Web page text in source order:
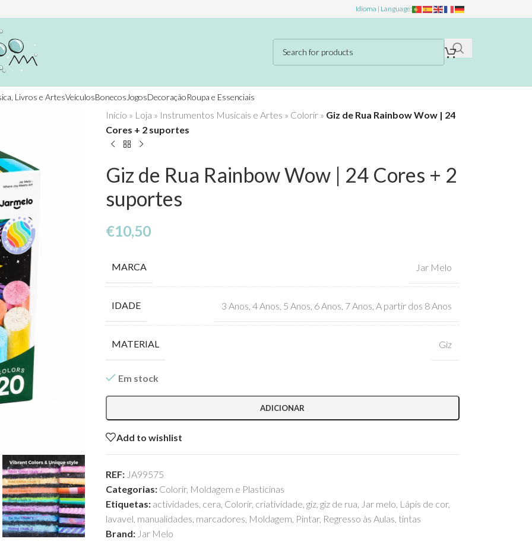
Idioma | Language:
Livros e ArtesVeículosBonecos JogosDecoraçãoRoupa e Essenciais
Início » Loja » Instrumentos Musicais e Artes » Colorir» Giz de Rua Rainbow Wow | 24
Cores + 2 suportes
Giz de Rua Rainbow Wow | 24 Cores + 2
suportes
€10,50
MARCA Jar Melo
IDADE 3 Anos 4 Anos 5 Anos 6 Anos 7 Anos A partir dos 8 Anos
MATERIAL Giz
Em stock
ADICIONAR
Add to wishlist
REF: JA99575
Categorias: Colorir, Moldagem e Plasticinas
Etiquetas: actividades, cera, Colorir, criatividade, giz, giz de rua, Jar melo, Lápis de cor,
lavavel, manualidades, marcadores, Moldagem, Pintar, Regresso às Aulas, tintas
Brand: Jar Melo